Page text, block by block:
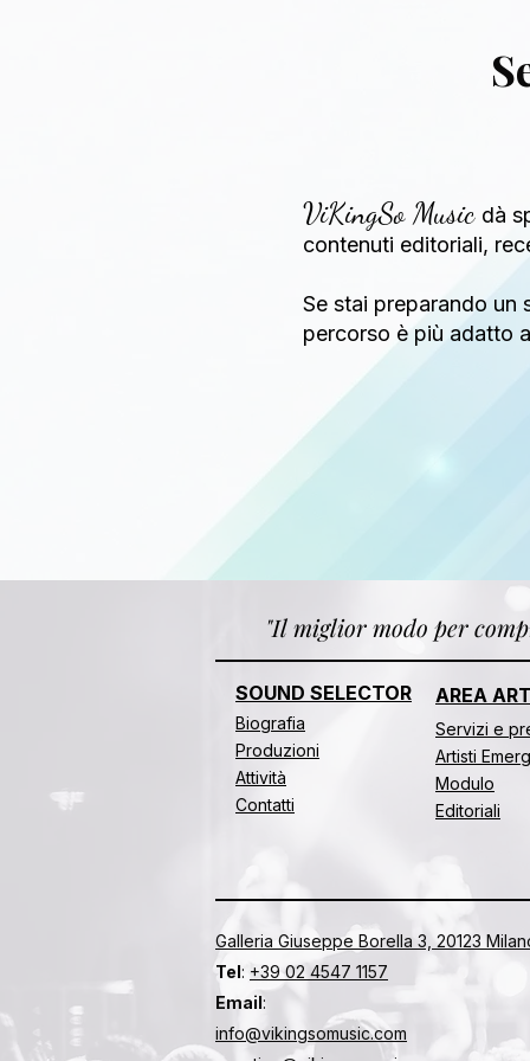
ViKingSo Music dà
contenuti editoriali,
Se stai preparando un
percorso è più adatto
"Il miglior modo per
SOUND SELECTOR
Biografia
Produzioni
Attività
Contatti
AREA
​​Servizi e
Artisti
Modulo
Editoriali
Galleria Giuseppe Borella 3, 20123
Tel: +39 02 4547 1157
Email:
info@vikingsomusic.com